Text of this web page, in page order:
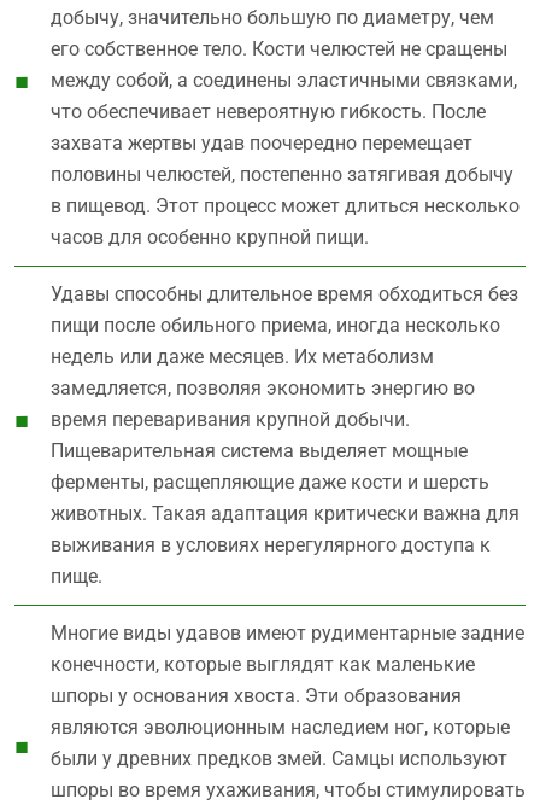
добычу, значительно большую по диаметру, чем
его собственное тело. Кости челюстей не сращены
между собой, а соединены эластичными связками,
что обеспечивает невероятную гибкость. После
захвата жертвы удав поочередно перемещает
половины челюстей, постепенно затягивая добычу
в пищевод. Этот процесс может длиться несколько
часов для особенно крупной пищи.
Удавы способны длительное время обходиться без
пищи после обильного приема, иногда несколько
недель или даже месяцев. Их метаболизм
замедляется, позволяя экономить энергию во
время переваривания крупной добычи.
Пищеварительная система выделяет мощные
ферменты, расщепляющие даже кости и шерсть
животных. Такая адаптация критически важна для
выживания в условиях нерегулярного доступа к
пище.
Многие виды удавов имеют рудиментарные задние
конечности, которые выглядят как маленькие
шпоры у основания хвоста. Эти образования
являются эволюционным наследием ног, которые
были у древних предков змей. Самцы используют
шпоры во время ухаживания, чтобы стимулировать